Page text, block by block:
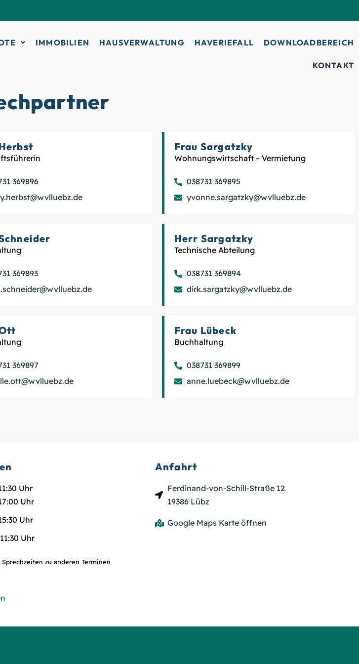
IMMOBILIEN HAUSVERWALTUNG HAVERIEFALL DOWNLOADBEREICH
KONTAKT
369896
Frau Sargatzky
Wohnungswirtschaft – Vermietung
038731 369895
yvonne.sargatzky@wvlluebz.de
369893
Herr Sargatzky
Technische Abteilung
038731 369894
dirk.sargatzky@wvlluebz.de
369897
Frau Lübeck
Buchhaltung
038731 369899
anne.luebeck@wvlluebz.de
Uhr
Uhr
Uhr
Uhr
zu anderen Terminen
Anfahrt
Ferdinand-von-Schill-Straße 12
19386 Lübz
Google Maps Karte öffnen